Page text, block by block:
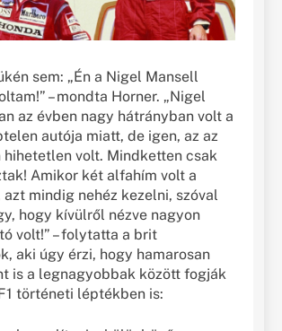
sem: „Én a Nigel Mansell
– mondta Horner. „Nigel
az évben nagy hátrányban volt a
autója miatt, de igen, az az
hihetetlen volt. Mindketten csak
Amikor két alfahím volt a
mindig nehéz kezelni, szóval
hogy kívülről nézve nagyon
volt!” – folytatta a brit
aki úgy érzi, hogy hamarosan
is a legnagyobbak között fogják
történeti léptékben is: